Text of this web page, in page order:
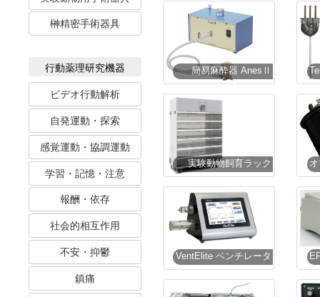
榊精密手術器具
行動薬理研究機器
ビデオ行動解析
自発運動・探索
感覚運動・協調運動
学習・記憶・注意
報酬・依存
社会的相互作用
不安・抑鬱
鎮痛
簡易麻酔器 AnesⅡ
実験動物飼育ラック
VentElite ベンチレータ